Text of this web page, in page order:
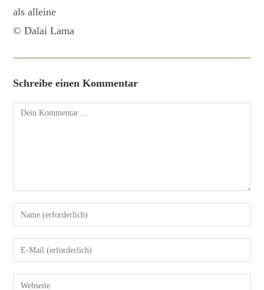
als alleine
© Dalai Lama
Schreibe einen Kommentar